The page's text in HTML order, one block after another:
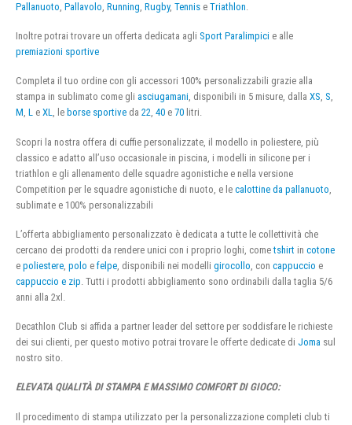
Pallanuoto Pallavolo Running Rugby, Tennis e Triathlon
Inoltre potrai trovare un offerta dedicata agli Sport Paralimpici e alle
premiazioni sportive
Completa il tuo ordine con gli accessori 100% personalizzabili grazie alla
stampa in sublimato come gli asciugamani, disponibili in 5 misure, dalla XS, S,
M, L e XL, le borse sportive da 22, 40 e 70 litri.
Scopri la nostra offera di cuffie personalizzate, il modello in poliestere, più
classico e adatto all’uso occasionale in piscina, i modelli in silicone per i
triathlon e gli allenamento delle squadre agonistiche e nella versione
Competition per le squadre agonistiche di nuoto, e le calottine da pallanuoto
sublimate e 100% personalizzabili
L’offerta abbigliamento personalizzato è dedicata a tutte le collettività che
cercano dei prodotti da rendere unici con i proprio loghi, cometshirt in cotone
e poliestere polo e felpe , disponibili nei modelli girocollo , con cappuccio e
cappuccio e zip . Tutti i prodotti abbigliamento sono ordinabili dalla taglia 5/6
anni alla 2xl.
Decathlon Club si affida a partner leader del settore per soddisfare le richieste
dei sui clienti, per questo motivo potrai trovare le offerte dedicate di Joma sul
nostro sito.
ELEVATA QUALITÀ DI STAMPA E MASSIMO COMFORT DI GIOCO:
Il procedimento di stampa utilizzato per la personalizzazione completi club ti